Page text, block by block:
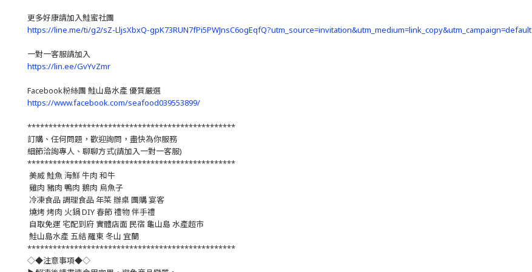
更多好康請加入鮭蜜社團
https://line.me/ti/g2/sZ-LljsXbxQ-gpK73RUN7fPi5PWJnsC6ogEqfQ?utm_source=invitation&utm_medium=link_copy&utm_campaign=default
一對一客服請加入
https://lin.ee/GvYvZmr
Facebook粉絲團 鮭山島水產 優質嚴選
https://www.facebook.com/seafood039553899/
*************************************************
訂購、任何問題，歡迎詢問，盡快為你服務
細節洽詢專人、聊聊方式(請加入一對一客服)
*************************************************
美威 鮭魚 海鮮 牛肉 和牛
雞肉 豬肉 鴨肉 鵝肉 烏魚子
冷凍食品 調理食品 年菜 辦桌 團購 宴客
燒烤 烤肉 火鍋 DIY 春節 禮物 伴手禮
自取免運 宅配到府 實體店面 民宿 龜山島 水產超市
鮭山島水產 五結 羅東 冬山 宜蘭
*************************************************
◇◆注意事項◆◇